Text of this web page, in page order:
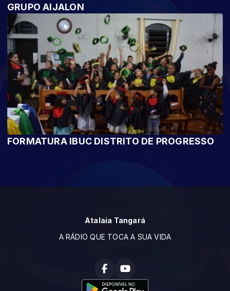
GRUPO AIJALON
FORMATURA IBUC DISTRITO DE PROGRESSO
Atalaia Tangará
A RÁDIO QUE TOCA A SUA VIDA